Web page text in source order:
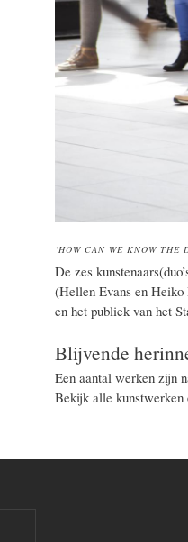
‘HOW CAN WE KNOW THE
De zes
(Hellen Evans en Heiko
en het publiek van het
Blijvende
Een aantal werken zijn
Bekijk alle kunstwerken